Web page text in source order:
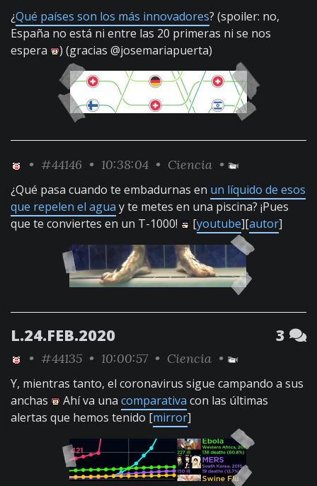
¿Qué países son los más innovadores? (spoiler: no,
España no está ni entre las 20 primeras ni se nos
espera
) (gracias @josemariapuerta)
• #44146 • 10:38:04 • Ciencia •
¿Qué pasa cuando te embadurnas en un líquido de esos
que repelen el agua y te metes en una piscina? ¡Pues
que te conviertes en un T-1000!
[youtube][autor]
L.24.FEB.2020 3
• #44135 • 10:00:57 • Ciencia •
Y, mientras tanto, el coronavirus sigue campando a sus
anchas
Ahí va una comparativa con las últimas
alertas que hemos tenido [mirror]